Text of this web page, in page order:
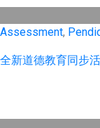
Assessment,
全新道德教育同步